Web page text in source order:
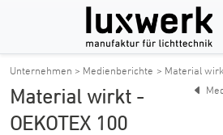
Unternehmen > Medienberichte > Material
Material wirkt -
OEKOTEX 100